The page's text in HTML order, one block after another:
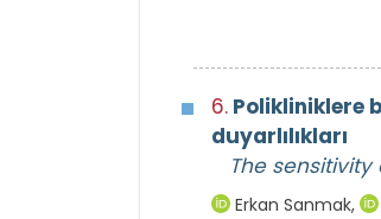
6. Polikliniklere
duyarlılıkları
The
Erkan Sanmak,